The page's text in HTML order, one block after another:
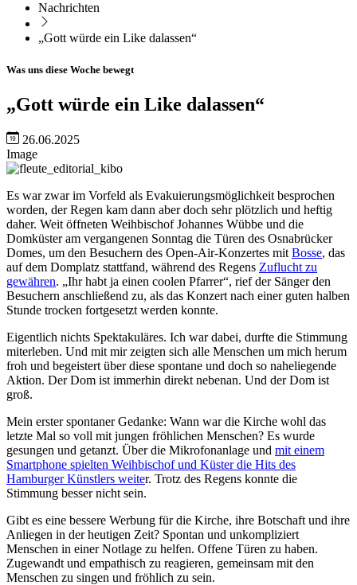
Nachrichten
„Gott würde ein Like dalassen“
Was uns diese Woche bewegt
„Gott würde ein Like dalassen“
26.06.2025
Image
Es war zwar im Vorfeld als Evakuierungsmöglichkeit besprochen
worden, der Regen kam dann aber doch sehr plötzlich und heftig
daher. Weit öffneten Weihbischof Johannes Wübbe und die
Domküster am vergangenen Sonntag die Türen des Osnabrücker
Domes, um den Besuchern des Open-Air-Konzertes mit Bosse, das
auf dem Domplatz stattfand, während des Regens Zuflucht zu
gewähren. „Ihr habt ja einen coolen Pfarrer“, rief der Sänger den
Besuchern anschließend zu, als das Konzert nach einer guten halben
Stunde trocken fortgesetzt werden konnte.
Eigentlich nichts Spektakuläres. Ich war dabei, durfte die Stimmung
miterleben. Und mit mir zeigten sich alle Menschen um mich herum
froh und begeistert über diese spontane und doch so naheliegende
Aktion. Der Dom ist immerhin direkt nebenan. Und der Dom ist
groß.
Mein erster spontaner Gedanke: Wann war die Kirche wohl das
letzte Mal so voll mit jungen fröhlichen Menschen? Es wurde
gesungen und getanzt. Über die Mikrofonanlage und mit einem
Smartphone spielten Weihbischof und Küster die Hits des
Hamburger Künstlers weiter. Trotz des Regens konnte die
Stimmung besser nicht sein.
Gibt es eine bessere Werbung für die Kirche, ihre Botschaft und ihre
Anliegen in der heutigen Zeit? Spontan und unkompliziert
Menschen in einer Notlage zu helfen. Offene Türen zu haben.
Zugewandt und empathisch zu reagieren, gemeinsam mit den
Menschen zu singen und fröhlich zu sein.